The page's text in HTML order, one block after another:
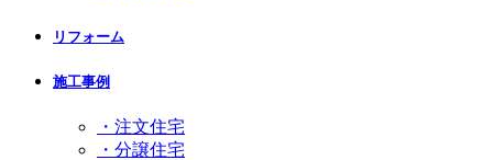
リフォーム
施工事例
・注文住宅
・分譲住宅